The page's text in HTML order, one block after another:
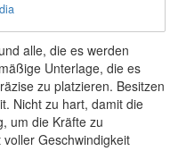
alle, die es werden
Unterlage, die es
zu platzieren. Besitzen
Nicht zu hart, damit die
um die Kräfte zu
Geschwindigkeit